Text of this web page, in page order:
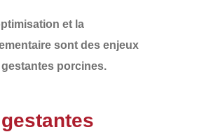
et la
sont des enjeux
porcines.